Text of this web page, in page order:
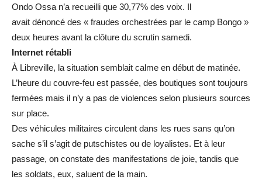
Ondo Ossa n’a recueilli que 30,77% des voix. Il
avait dénoncé des « fraudes orchestrées par le camp Bongo »
deux heures avant la clôture du scrutin samedi.
Internet rétabli
À Libreville, la situation semblait calme en début de matinée.
L’heure du couvre-feu est passée, des boutiques sont toujours
fermées mais il n’y a pas de violences selon plusieurs sources
sur place.
Des véhicules militaires circulent dans les rues sans qu’on
sache s’il s’agit de putschistes ou de loyalistes. Et à leur
passage, on constate des manifestations de joie, tandis que
les soldats, eux, saluent de la main.